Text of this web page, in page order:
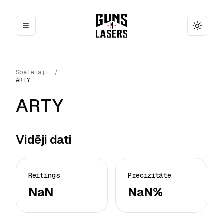
Toggle
Spēlētāji
/
ARTY
ARTY
Vidēji dati
Reitings
NaN
Precizitāte
NaN%